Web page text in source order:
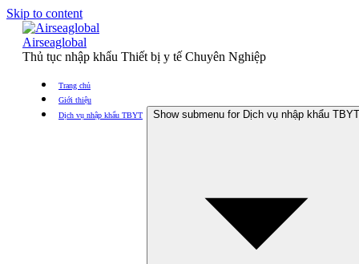
Skip to content
Airseaglobal
Thủ tục nhập khẩu Thiết bị y tế Chuyên Nghiệp
Trang chủ
Giới thiệu
Dịch vụ nhập khẩu TBYT
Show submenu for Dịch vụ nhập khẩu TBYT